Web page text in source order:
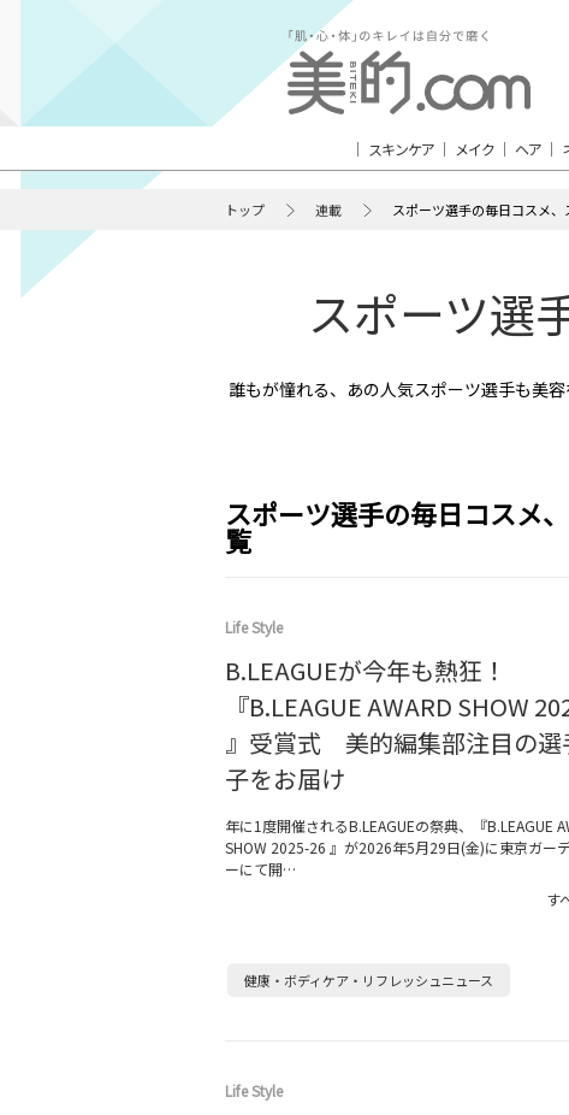
スキンケア メイク ヘア
トップ 連載 スポーツ選手の毎日コスメ、
スポーツ選
誰もが憧れる、あの人気スポーツ選手も美
スポーツ選手の毎日コスメ
覧
Life Style
B.LEAGUEが今年も熱狂！
『B.LEAGUE AWARD SHOW
』受賞式 美的編集部注目の選
子をお届け
年に1度開催されるB.LEAGUEの祭典、『B.LEAGUE
SHOW 2025-26 』が2026年5月29日(金)に東京ガー
ーにて開…
す
健康・ボディケア・リフレッシュニュース
Life Style